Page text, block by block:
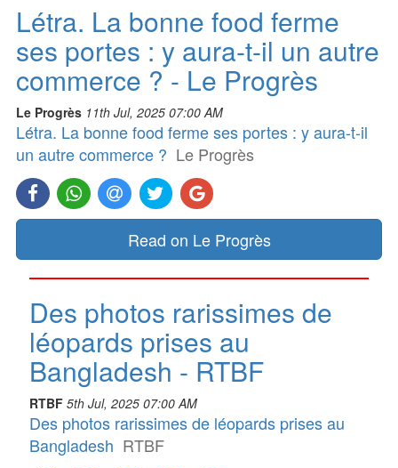
Létra. La bonne food ferme
ses portes : y aura-t-il un autre
commerce ? - Le Progrès
Le Progrès 11th Jul, 2025 07:00 AM
Létra. La bonne food ferme ses portes : y aura-t-il
un autre commerce ? Le Progrès
Read on Le Progrès
Des photos rarissimes de
léopards prises au
Bangladesh - RTBF
RTBF 5th Jul, 2025 07:00 AM
Des photos rarissimes de léopards prises au
Bangladesh RTBF